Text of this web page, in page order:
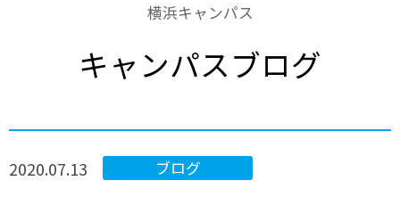
横浜キャンパス
キャンパスブログ
ブログ
2020.07.13